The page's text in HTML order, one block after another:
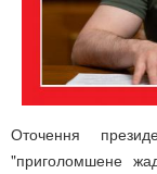
Оточення
"приголомшене